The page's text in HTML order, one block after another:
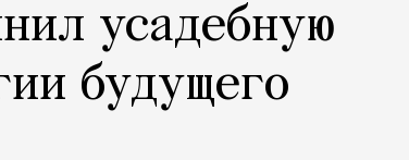
усадебную
будущего